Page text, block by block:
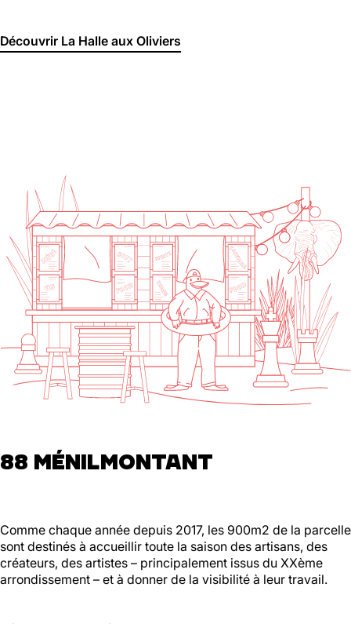
Découvrir La Halle aux Oliviers
88 MÉNILMONTANT
Comme chaque année depuis 2017, les 900m2 de la parcelle
sont destinés à accueillir toute la saison des artisans, des
créateurs, des artistes – principalement issus du XXème
arrondissement – et à donner de la visibilité à leur travail.